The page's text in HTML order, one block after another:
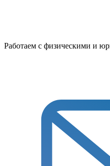
Работаем с физическими и